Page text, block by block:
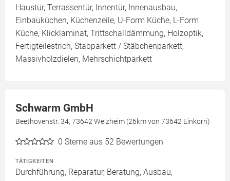
Haustür, Terrassentür, Innentür, Innenausbau,
Einbauküchen, Küchenzeile, U-Form Küche, L-Form
Küche, Klicklaminat, Trittschalldämmung, Holzoptik,
Fertigteilestrich, Stabparkett / Stäbchenparkett,
Massivholzdielen, Mehrschichtparkett
Schwarm GmbH
Beethovenstr. 34, 73642 Welzheim (26km von 73642 Einkorn)
0 Sterne aus 52 Bewertungen
TÄTIGKEITEN
Durchführung, Reparatur, Beratung, Ausbau,